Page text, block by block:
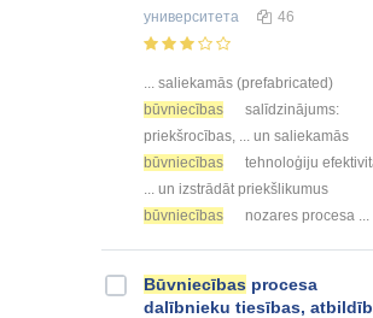
университета
46
... saliekamās (prefabricated)
būvniecības
salīdzinājums:
priekšrocības, ... un saliekamās
būvniecības
tehnoloģiju
... un izstrādāt priekšlikumus
būvniecības
nozares procesa ...
Būvniecības procesa
dalībnieku tiesības,